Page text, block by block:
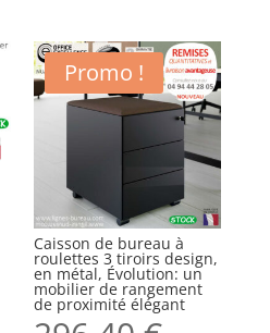
Promo !
Caisson de bureau à
roulettes 3 tiroirs design,
en métal, Évolution: un
mobilier de rangement
de proximité élégant